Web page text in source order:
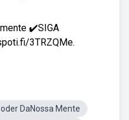
✔️SIGA
3TRZQMe.
DaNossa Mente